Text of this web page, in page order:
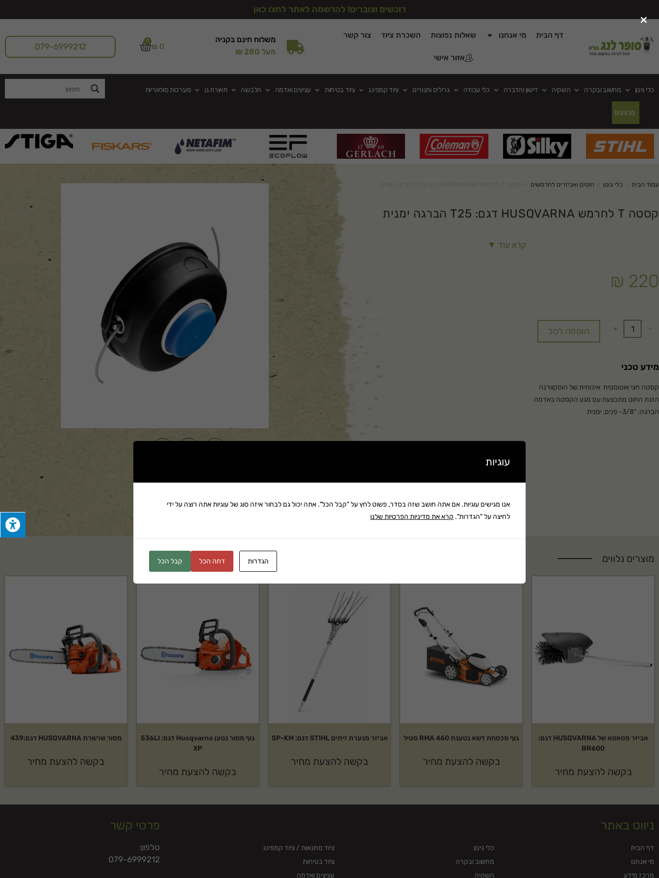
רוכשים וצוברים! להרשמה לאתר לחצו כאן
דף הבית מי אנחנו שאלות נפוצות השכרת ציוד צור קשר
אזור אישי
משלוח חינם בקניה
מעל 280 ₪
₪0
0
079-6999212
כלי גינון מחשוב ובקרה השקיה דישון והדברה כלי עבודה גרילים ותנורים ציוד קמפינג ציוד בטיחות עציצים ואדמה הלבשה תאורת גן מערכות סולאריות
מבצעים
עמוד הבית כלי גינון חוטים ואביזרים לחרמשים
קסטה T לחרמש HUSQVARNA דגם: T25 הברגה ימנית
קרא עוד ▼
₪ 220
-
+ הוספה לסל
מידע טכני
קסטה חצי אוטומטית איכותית של הוסקוורנה
הזנת החוט מתבצעת עם מגע הקסטה באדמה
הברגה: "3/8- פנים, ימנית
שתף:
זמן אספקה:עד 8 ימי עסקים
מוצרים נלווים
אביזר מטאטא של HUSQVARNA דגם:
BR600
בקשה להצעת מחיר
גוף מכסחת דשא נטענת RMA 460 סטיל
בקשה להצעת מחיר
אביזר מנערת זיתים STIHL דגם: SP-KM
בקשה להצעת מחיר
גוף מסור נטען Husqvarna דגם: 536LI
XP
בקשה להצעת מחיר
מסור שרשרת HUSQVARNA דגם:439
בקשה להצעת מחיר
ניווט באתר
דף הבית
מי אנחנו
מרכז מידע
כלי גינון
מחשוב ובקרה
השקיה
ציוד מחנאות / ציוד קמפינג
ציוד בטיחות
עציצים ואדמה
פרטי קשר
טלפון:
079-6999212
×
עוגיות
אנו מגישים עוגיות. אם אתה חושב שזה בסדר, פשוט לחץ על "קבל הכל". אתה יכול גם לבחור איזה סוג של עוגיות אתה רוצה על ידי
לחיצה על "הגדרות". קרא את מדיניות הפרטיות שלנו
הגדרות דחה הכל קבל הכל